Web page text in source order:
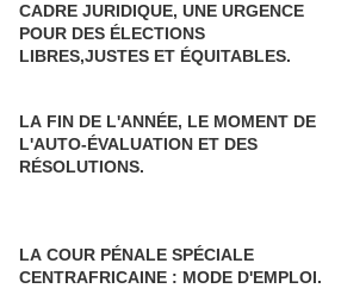
CADRE JURIDIQUE, UNE URGENCE
POUR DES ÉLECTIONS
LIBRES,JUSTES ET ÉQUITABLES.
LA FIN DE L'ANNÉE, LE MOMENT DE
L'AUTO-ÉVALUATION ET DES
RÉSOLUTIONS.
LA COUR PÉNALE SPÉCIALE
CENTRAFRICAINE : MODE D'EMPLOI.